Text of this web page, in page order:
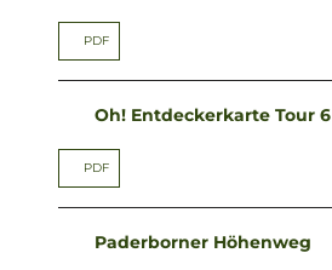
PDF
Oh! Entdeckerkarte Tour 6
PDF
Paderborner Höhenweg